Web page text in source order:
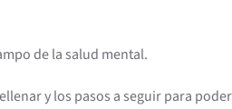
de la salud mental.
y los pasos a seguir para